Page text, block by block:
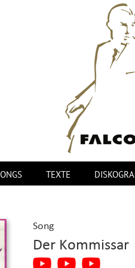
TEXTE
Song
Der Kommissar